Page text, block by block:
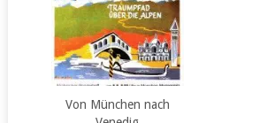
Von München nach